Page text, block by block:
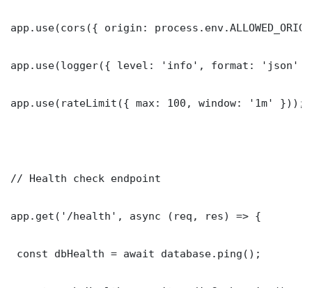
app.use(cors({ origin:
app.use(logger({ level: 'info', format: 'json'
app.use(rateLimit({ max: 100, window: '1m' }));
// Health check endpoint
app.get('/health', async (req, res) => {
const dbHealth = await database.ping();